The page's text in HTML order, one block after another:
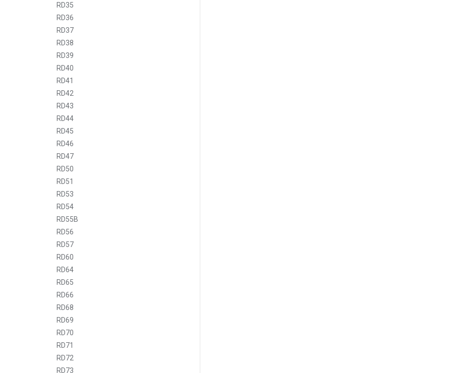
RD35
RD36
RD37
RD38
RD39
RD40
RD41
RD42
RD43
RD44
RD45
RD46
RD47
RD50
RD51
RD53
RD54
RD55B
RD56
RD57
RD60
RD64
RD65
RD66
RD68
RD69
RD70
RD71
RD72
RD73